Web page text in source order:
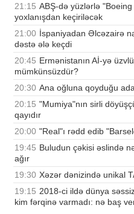
21:15 ABŞ-də yüzlərlə
yoxlanışdan keçiriləcək
21:00 İspaniyadan Əlcəzairə
dəstə ələ keçdi
20:45 Ermənistanın Aİ-yə
mümkünsüzdür?
20:30 Ana oğluna qoyduğu
20:15 "Mumiya"nın sirli
qayıdır
20:00 "Real"ı rədd edib
19:45 Buludun çəkisi əslində
ağır
19:30 Xəzər dənizində unikal
19:15 2018-ci ildə dünya
kim fərqinə varmadı: nə baş